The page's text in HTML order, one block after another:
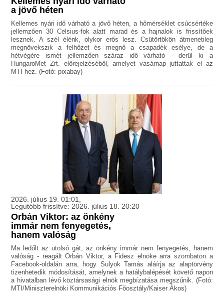
a jövő héten
Kellemes nyári idő várható a jövő héten, a hőmérséklet csúcsértéke
jellemzően 30 Celsius-fok alatt marad és a hajnalok is frissítőek
lesznek. A szél élénk, olykor erős lesz. Csütörtökön átmenetileg
megnövekszik a felhőzet és megnő a csapadék esélye, de a
hétvégére ismét jellemzően száraz idő várható - derül ki a
HungaroMet Zrt. előrejelzéséből, amelyet vasárnap juttattak el az
MTI-hez. (Fotó: pixabay)
2026. július 19. 01:01,
Legutóbb frissítve: 2026. július 18. 20:20
Orbán Viktor: az önkény
immár nem fenyegetés,
hanem valóság
Ma ledőlt az utolsó gát, az önkény immár nem fenyegetés, hanem
valóság - reagált Orbán Viktor, a Fidesz elnöke arra szombaton a
Facebook-oldalán arra, hogy Sulyok Tamás aláírja az alaptörvény
tizenhetedik módosítását, amelynek a hatálybalépését követő napon
a hivatalban lévő köztársasági elnök megbízatása megszűnik. (Fotó:
MTI/Miniszterelnöki Kommunikációs Fõosztály/Kaiser Ákos)